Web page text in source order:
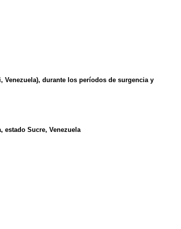
Venezuela), durante los períodos de surgencia y
Sucre, Venezuela